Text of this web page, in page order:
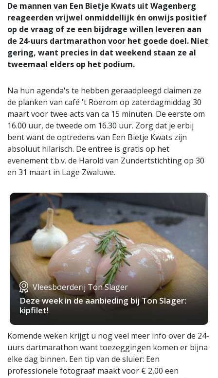
De mannen van Een Bietje Kwats uit Wagenberg
reageerden vrijwel onmiddellijk én onwijs positief
op de vraag of ze een bijdrage willen leveren aan
de 24-uurs dartmarathon voor het goede doel. Niet
gering, want precies in dat weekend staan ze al
tweemaal elders op het podium.
Na hun agenda's te hebben geraadpleegd claimen ze
de planken van café 't Roerom op zaterdagmiddag 30
maart voor twee acts van ca 15 minuten. De eerste om
16.00 uur, de tweede om 16.30 uur. Zorg dat je erbij
bent want de optredens van Een Bietje Kwats zijn
absoluut hilarisch. De entree is gratis op het
evenement t.b.v. de Harold van Zundertstichting op 30
en 31 maart in Lage Zwaluwe.
Vleesboerderij Ton Slager
Deze week in de aanbieding bij Ton Slager:
kipfilet!
Komende weken krijgt u nog veel meer info over de 24-
uurs dartmarathon want toezeggingen komen er bijna
elke dag binnen. Een tip van de sluier: Een
professionele fotograaf maakt voor € 2,00 een